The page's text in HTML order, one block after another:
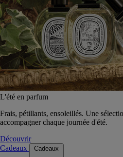
L'été en parfum
Frais, pétillants, ensoleillés. Une
accompagner chaque journée d'été.
Découvrir
Cadeaux
Cadeaux